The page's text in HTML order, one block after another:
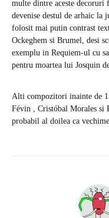
multe dintre aceste decoruri
devenise destul de arhaic la
folosit mai putin contrast
Ockeghem si Brumel, desi
exemplu in Requiem-ul cu
pentru moartea lui Josquin
Alti compozitori inainte de
Févin , Cristóbal Morales si
probabil al doilea ca